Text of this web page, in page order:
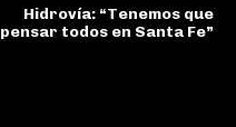
Hidrovía: “Tenemos que
pensar todos en Santa Fe”